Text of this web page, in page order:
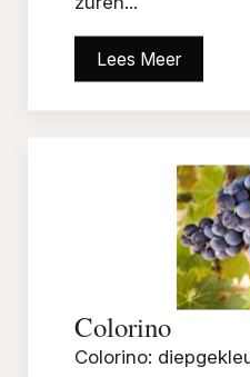
Lees Meer
Colorino
Colorino: